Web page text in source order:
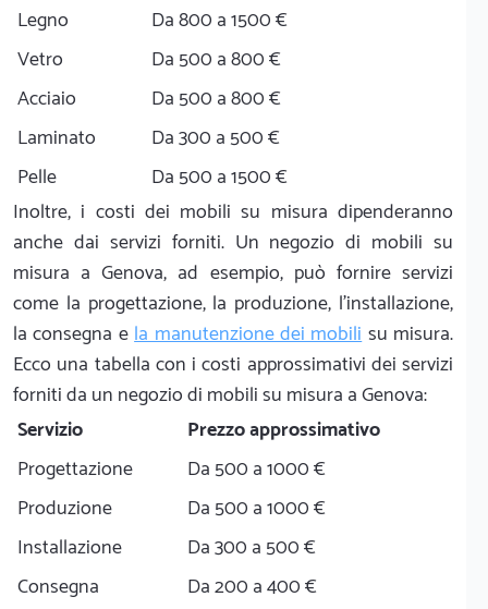
Legno
Da 800 a 1500 €
Vetro
Da 500 a 800 €
Acciaio
Da 500 a 800 €
Laminato
Da 300 a 500 €
Pelle
Da 500 a 1500 €
Inoltre, i costi dei mobili su misura dipenderanno
anche dai servizi forniti. Un negozio di mobili su
misura a Genova, ad esempio, può fornire servizi
come la progettazione, la produzione, l'installazione,
la consegna ela manutenzione dei mobilisu misura.
Ecco una tabella con i costi approssimativi dei servizi
forniti da un negozio di mobili su misura a Genova:
Servizio
Prezzo approssimativo
Progettazione
Da 500 a 1000 €
Produzione
Da 500 a 1000 €
Installazione
Da 300 a 500 €
Consegna
Da 200 a 400 €